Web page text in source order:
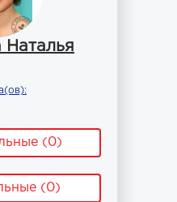
Наталья
(0)
(0)